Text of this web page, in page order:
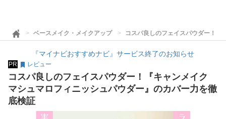
ベースメイク・メイクアップ コスパ良しのフェイスパウダー！『
『マイナビおすすめナビ』サービス終了のお知らせ
PR レビュー
コスパ良しのフェイスパウダー！『キャンメイク
マシュマロフィニッシュパウダー』のカバー力を徹
底検証